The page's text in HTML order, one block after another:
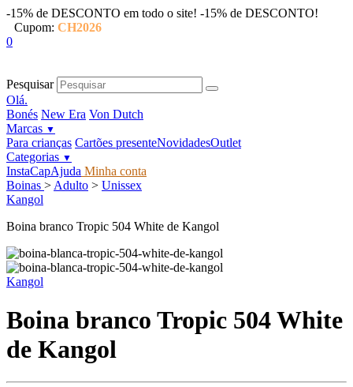
-15% de DESCONTO em todo o site! -15% de DESCONTO!
Cupom: CH2026
0
Pesquisar
Olá.
Bonés New Era Von Dutch
Marcas ▼
Para crianças Cartões presenteNovidadesOutlet
Categorias ▼
InstaCapAjuda Minha conta
Boinas > Adulto > Unissex
Kangol
Boina branco Tropic 504 White de Kangol
Kangol
Boina branco Tropic 504 White
de Kangol